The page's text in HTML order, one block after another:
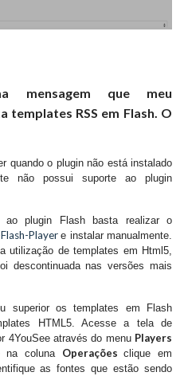
mensagem que meu
templates RSS em Flash. O
quando o plugin não está instalado
não possui suporte ao plugin
ao plugin Flash basta realizar o
Player e instalar manualmente.
utilização de templates em Html5,
descontinuada nas versões mais
superior os templates em Flash
HTML5. Acesse a tela de
4YouSee através do menu Players
na coluna Operaçõesclique em
as fontes que estão sendo